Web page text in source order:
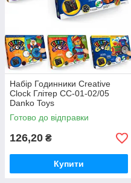
Набір Годинники Creative
Clock Глітер CC-01-02/05
Danko Toys
Готово до відправки
126,20 ₴
Купити